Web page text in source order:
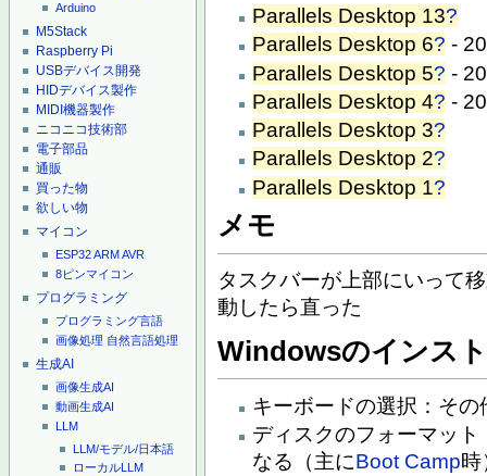
Arduino
M5Stack
Raspberry Pi
USBデバイス開発
HIDデバイス製作
MIDI機器製作
ニコニコ技術部
電子部品
通販
買った物
欲しい物
マイコン
ESP32ARMAVR
8ピンマイコン
プログラミング
プログラミング言語
画像処理 自然言語処理
生成AI
画像生成AI
動画生成AI
LLM
LLM/モデル/日本語
ローカルLLM
Parallels Desktop 13?
Parallels Desktop 6? -
Parallels Desktop 5? -
Parallels Desktop 4? -
Parallels Desktop 3?
Parallels Desktop 2?
Parallels Desktop 1?
メモ
タスクバーが上部にいって
動したら直った
Windowsのインス
キーボードの選択：そ
ディスクのフォーマット
なる（主にBoot Camp時